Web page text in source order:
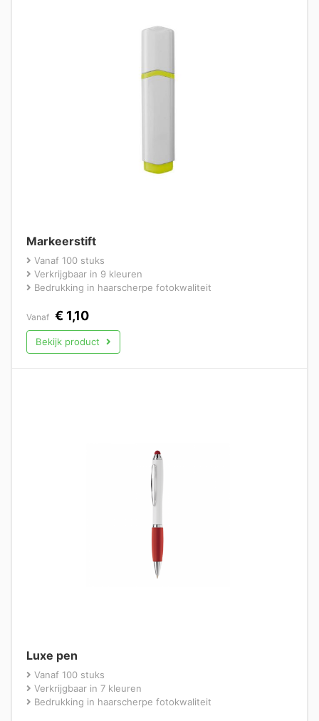
Markeerstift
Vanaf 100 stuks
Verkrijgbaar in 9 kleuren
Bedrukking in haarscherpe fotokwaliteit
Vanaf € 1,10
Bekijk product
Luxe pen
Vanaf 100 stuks
Verkrijgbaar in 7 kleuren
Bedrukking in haarscherpe fotokwaliteit